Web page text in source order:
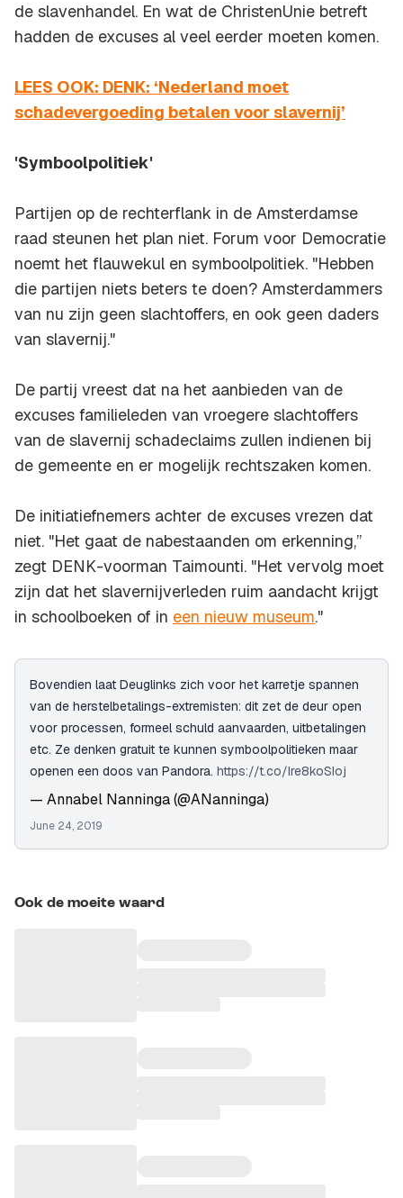
de slavenhandel. En wat de ChristenUnie betreft
hadden de excuses al veel eerder moeten komen.
LEES OOK: DENK: ‘Nederland moet
schadevergoeding betalen voor slavernij’
'Symboolpolitiek'
Partijen op de rechterflank in de Amsterdamse
raad steunen het plan niet. Forum voor Democratie
noemt het flauwekul en symboolpolitiek. "Hebben
die partijen niets beters te doen? Amsterdammers
van nu zijn geen slachtoffers, en ook geen daders
van slavernij."
De partij vreest dat na het aanbieden van de
excuses familieleden van vroegere slachtoffers
van de slavernij schadeclaims zullen indienen bij
de gemeente en er mogelijk rechtszaken komen.
De initiatiefnemers achter de excuses vrezen dat
niet. "Het gaat de nabestaanden om erkenning,”
zegt DENK-voorman Taimounti. "Het vervolg moet
zijn dat het slavernijverleden ruim aandacht krijgt
in schoolboeken of in een nieuw museum."
Bovendien laat Deuglinks zich voor het karretje spannen
van de herstelbetalings-extremisten: dit zet de deur open
voor processen, formeel schuld aanvaarden, uitbetalingen
etc. Ze denken gratuit te kunnen symboolpolitieken maar
openen een doos van Pandora. https://t.co/Ire8koSIoj
— Annabel Nanninga (@ANanninga)
June 24, 2019
Ook de moeite waard